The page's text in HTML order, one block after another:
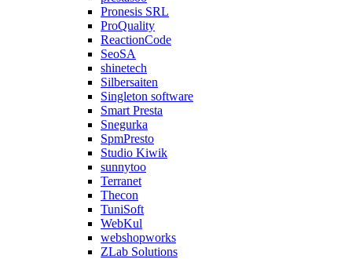
Pronesis SRL
ProQuality
ReactionCode
SeoSA
shinetech
Silbersaiten
Singleton software
Smart Presta
Snegurka
SpmPresto
Studio Kiwik
sunnytoo
Terranet
Thecon
TuniSoft
WebKul
webshopworks
ZLab Solutions